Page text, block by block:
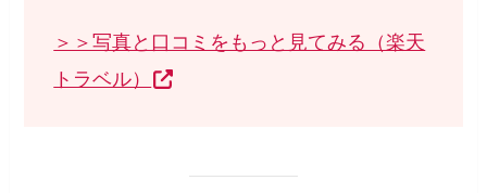
＞＞写真と口コミをもっと見てみる（楽天
トラベル）